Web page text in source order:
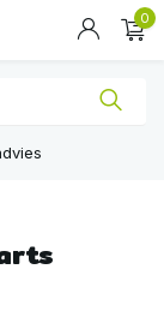
0